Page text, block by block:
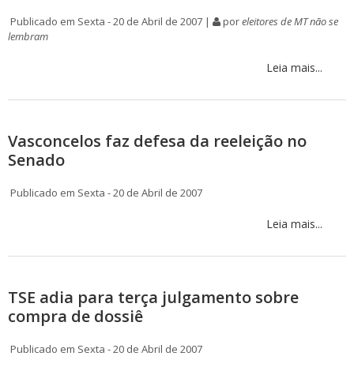
Publicado em Sexta - 20 de Abril de 2007 | poreleitores de MT não se
lembram
Leia mais...
Vasconcelos faz defesa da reeleição no
Senado
Publicado em Sexta - 20 de Abril de 2007
Leia mais...
TSE adia para terça julgamento sobre
compra de dossiê
Publicado em Sexta - 20 de Abril de 2007